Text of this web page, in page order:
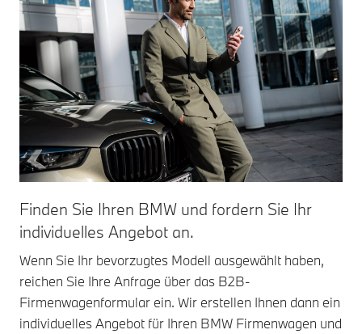
Finden Sie Ihren BMW und fordern Sie Ihr
individuelles Angebot an.
Wenn Sie Ihr bevorzugtes Modell ausgewählt haben,
reichen Sie Ihre Anfrage über das B2B-
Firmenwagenformular ein. Wir erstellen Ihnen dann ein
individuelles Angebot für Ihren BMW Firmenwagen und